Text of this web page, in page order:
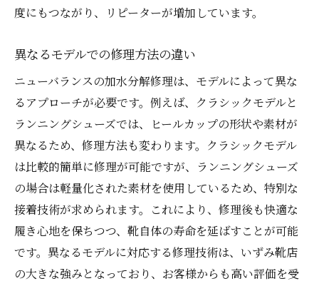
度にもつながり、リピーターが増加しています。
異なるモデルでの修理方法の違い
ニューバランスの加水分解修理は、モデルによって異な
るアプローチが必要です。例えば、クラシックモデルと
ランニングシューズでは、ヒールカップの形状や素材が
異なるため、修理方法も変わります。クラシックモデル
は比較的簡単に修理が可能ですが、ランニングシューズ
の場合は軽量化された素材を使用しているため、特別な
接着技術が求められます。これにより、修理後も快適な
履き心地を保ちつつ、靴自体の寿命を延ばすことが可能
です。異なるモデルに対応する修理技術は、いずみ靴店
の大きな強みとなっており、お客様からも高い評価を受